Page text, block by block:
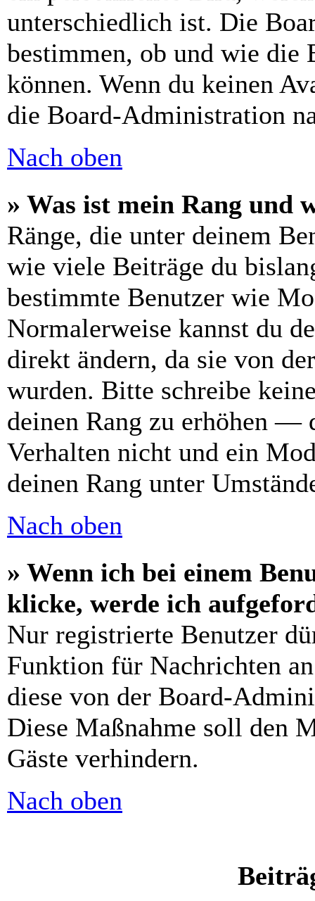
unterschiedlich ist. Die
bestimmen, ob und wie die
können. Wenn du keinen
die Board-Administration
Nach oben
» Was ist mein Rang und
Ränge, die unter deinem
wie viele Beiträge du
bestimmte Benutzer wie
Normalerweise kannst du
direkt ändern, da sie von
wurden. Bitte schreibe
deinen Rang zu erhöhen —
Verhalten nicht und ein
deinen Rang unter
Nach oben
» Wenn ich bei einem
klicke, werde ich
Nur registrierte Benutzer
Funktion für Nachrichten
diese von der Board-
Diese Maßnahme soll den
Gäste verhindern.
Nach oben